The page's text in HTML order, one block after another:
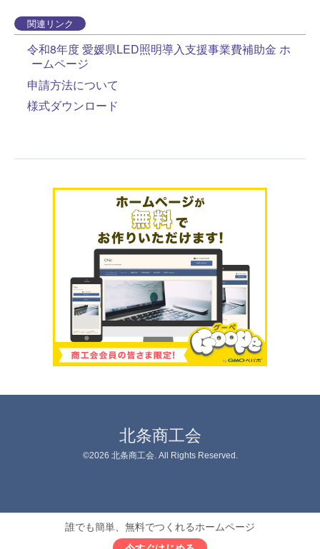
関連リンク
令和8年度 愛媛県LED照明導入支援事業費補助金 ホ
ームページ
申請方法について
様式ダウンロード
北条商工会
©2026 北条商工会. All Rights Reserved.
誰でも簡単、無料でつくれるホームページ